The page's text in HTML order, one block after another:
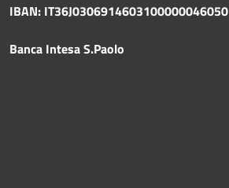
IBAN: IT36J0306914603100000046050
Banca Intesa S.Paolo